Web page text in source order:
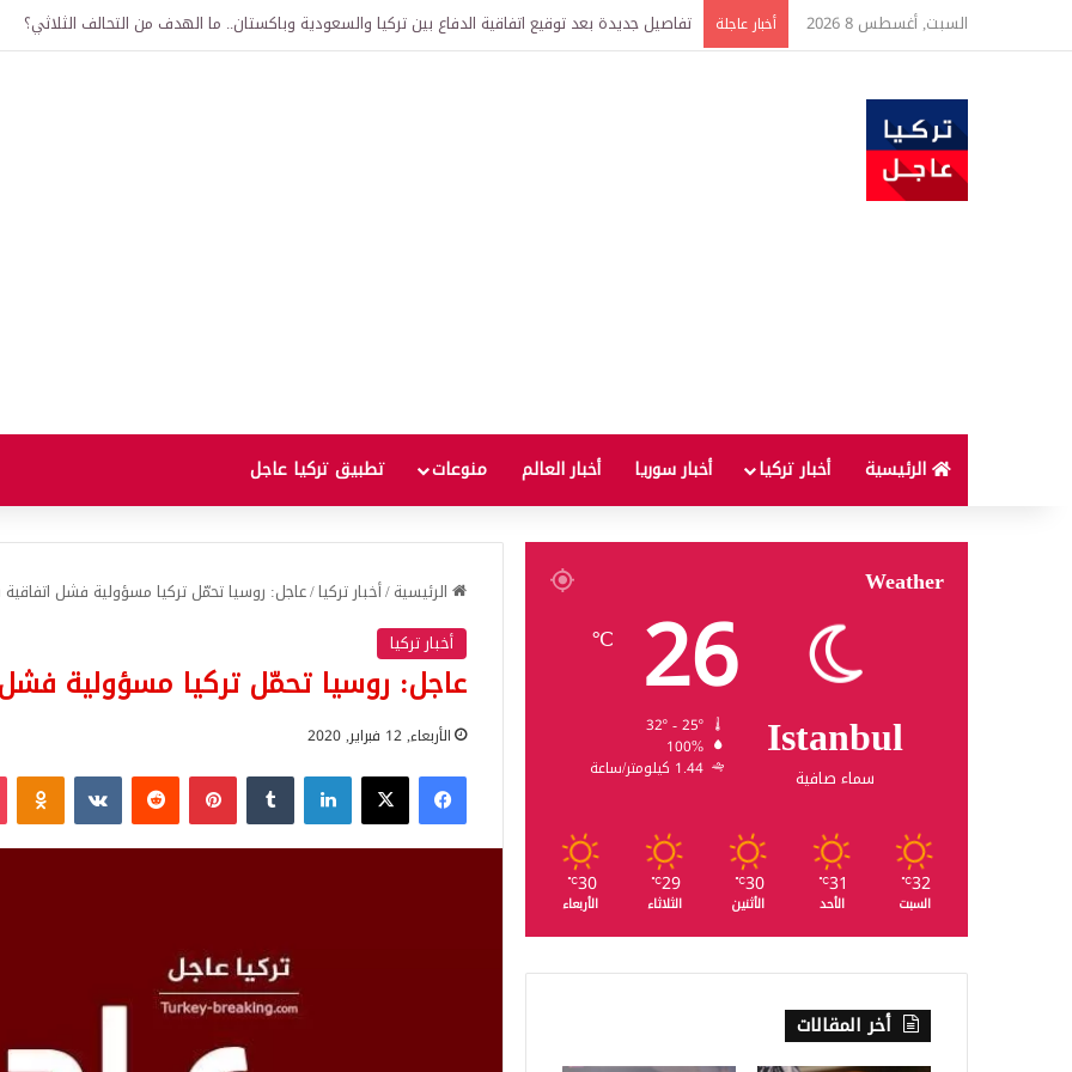
السبت, أغسطس 8 2026 أخبار عاجلة خبير اقتصادي يتوقع وصول غرام الذهب إلى 12 ألف ليرة.. متى يحدث ذلك؟
الرئيسية أخبار تركيا أخبار سوريا أخبار العالم منوعات تطبيق تركيا عاجل
الرئيسية/أخبار تركيا/عاجل: روسيا تحمّل تركيا مسؤولية فشل
أخبار تركيا
عاجل: روسيا تحمّل تركيا مسؤولية
الأربعاء, 12 فبراير, 2020
فيسبوك‫X لينكدإن بينتيريست
Weather
Istanbul
سماء صافية
26
℃
100%
1.44 كيلومتر/ساعة
32
℃
السبت
31
℃
الأحد
30
℃
الأثنين
29
℃
الثلاثاء
30
℃
الأربعاء
أخر المقالات